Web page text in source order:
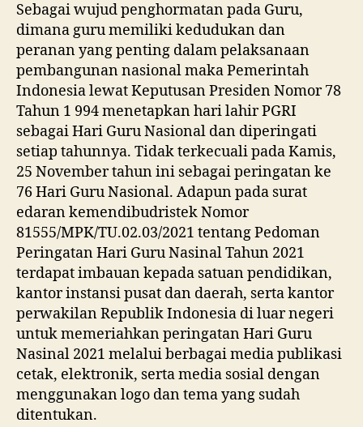
Sebagai wujud penghormatan pada Guru,
dimana guru memiliki kedudukan dan
peranan yang penting dalam pelaksanaan
pembangunan nasional maka Pemerintah
Indonesia lewat Keputusan Presiden Nomor 78
Tahun 1 994 menetapkan hari lahir PGRI
sebagai Hari Guru Nasional dan diperingati
setiap tahunnya. Tidak terkecuali pada Kamis,
25 November tahun ini sebagai peringatan ke
76 Hari Guru Nasional. Adapun pada surat
edaran kemendibudristek Nomor
81555/MPK/TU.02.03/2021 tentang Pedoman
Peringatan Hari Guru Nasinal Tahun 2021
terdapat imbauan kepada satuan pendidikan,
kantor instansi pusat dan daerah, serta kantor
perwakilan Republik Indonesia di luar negeri
untuk memeriahkan peringatan Hari Guru
Nasinal 2021 melalui berbagai media publikasi
cetak, elektronik, serta media sosial dengan
menggunakan logo dan tema yang sudah
ditentukan.